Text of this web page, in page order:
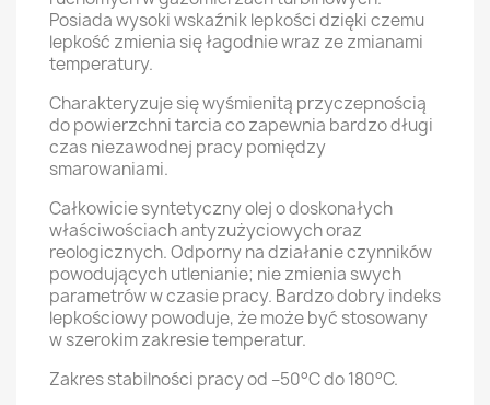
Posiada wysoki wskaźnik lepkości dzięki czemu
lepkość zmienia się łagodnie wraz ze zmianami
temperatury.
Charakteryzuje się wyśmienitą przyczepnością
do powierzchni tarcia co zapewnia bardzo długi
czas niezawodnej pracy pomiędzy
smarowaniami.
Całkowicie syntetyczny olej o doskonałych
właściwościach antyzużyciowych oraz
reologicznych. Odporny na działanie czynników
powodujących utlenianie; nie zmienia swych
parametrów w czasie pracy. Bardzo dobry indeks
lepkościowy powoduje, że może być stosowany
w szerokim zakresie temperatur.
Zakres stabilności pracy od –50°C do 180°C.